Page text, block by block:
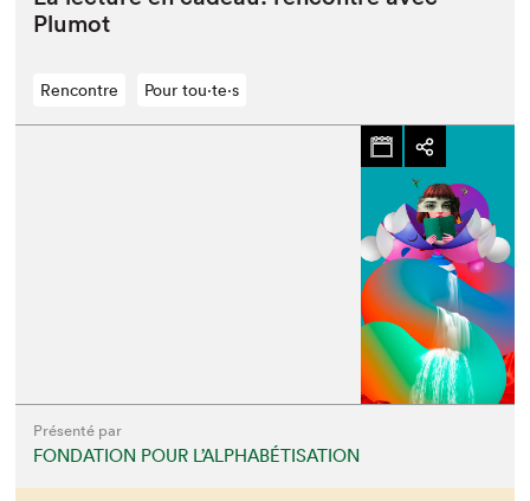
Plumot
Rencontre Pour tou⋅te⋅s
Présenté par
FONDATION POUR L’ALPHABÉTISATION